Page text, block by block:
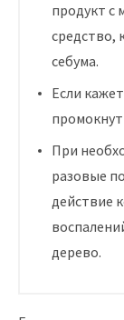
продукт
средство,
себума.
Если
При
разовые
действие
дерево.